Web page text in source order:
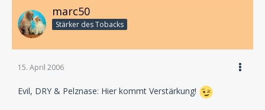
marc50
Stärker des Tobacks
15. April 2006
Evil, DRY & Pelznase: Hier kommt Verstärkung!